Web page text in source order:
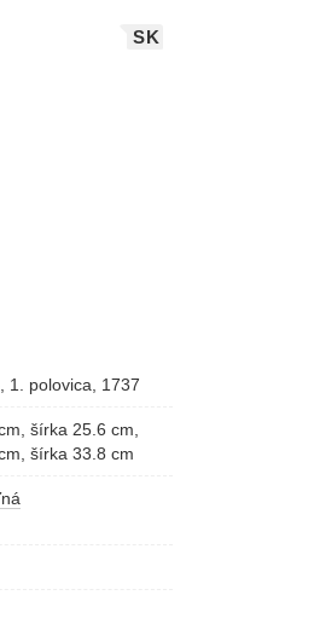
SK
1. polovica, 1737
šírka 25.6 cm,
šírka 33.8 cm